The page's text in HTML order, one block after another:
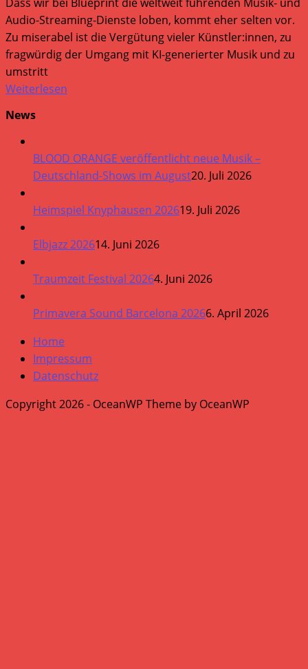
Dass wir bei Blueprint die weltweit führenden Musik- und
Audio-Streaming-Dienste loben, kommt eher selten vor.
Zu miserabel ist die Vergütung vieler Künstler:innen, zu
fragwürdig der Umgang mit KI-generierter Musik und zu
umstritt
Weiterlesen
News
BLOOD ORANGE veröffentlicht neue Musik –
Deutschland-Shows im August20. Juli 2026
Heimspiel Knyphausen 202619. Juli 2026
Elbjazz 202614. Juni 2026
Traumzeit Festival 20264. Juni 2026
Primavera Sound Barcelona 20266. April 2026
Home
Impressum
Datenschutz
Copyright 2026 - OceanWP Theme by OceanWP